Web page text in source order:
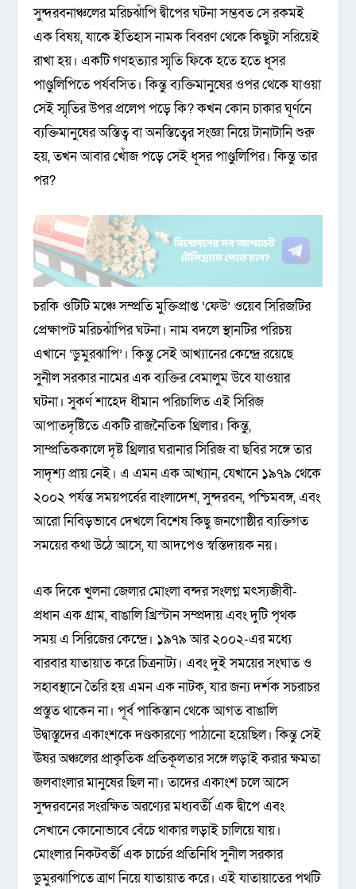
সুন্দরবনাঞ্চলের মরিচঝাঁপি দ্বীপের ঘটনা সম্ভবত সে রকমই
এক বিষয়, যাকে ইতিহাস নামক বিবরণ থেকে কিছুটা সরিয়েই
রাখা হয়। একটি গণহত্যার স্মৃতি ফিকে হতে হতে ধূসর
পাণ্ডুলিপিতে পর্যবসিত। কিন্তু ব্যক্তিমানুষের ওপর থেকে যাওয়া
সেই স্মৃতির উপর প্রলেপ পড়ে কি? কখন কোন চাকার ঘূর্ণনে
ব্যক্তিমানুষের অস্তিত্ব বা অনস্তিত্বের সংজ্ঞা নিয়ে টানাটানি শুরু
হয়, তখন আবার খোঁজ পড়ে সেই ধূসর পাণ্ডুলিপির। কিন্তু তার
পর?
চরকি ওটিটি মঞ্চে সম্প্রতি মুক্তিপ্রাপ্ত ‘ফেউ’ ওয়েব সিরিজটির
প্রেক্ষাপট মরিচঝাঁপির ঘটনা। নাম বদলে স্থানটির পরিচয়
এখানে ‘ডুমুরঝাপি’। কিন্তু সেই আখ্যানের কেন্দ্রে রয়েছে
সুনীল সরকার নামের এক ব্যক্তির বেমালুম উবে যাওয়ার
ঘটনা। সুকর্ণ শাহেদ ধীমান পরিচালিত এই সিরিজ
আপাতদৃষ্টিতে একটি রাজনৈতিক থ্রিলার। কিন্তু,
সাম্প্রতিককালে দৃষ্ট থ্রিলার ঘরানার সিরিজ বা ছবির সঙ্গে তার
সাদৃশ্য প্রায় নেই। এ এমন এক আখ্যান, যেখানে ১৯৭৯ থেকে
২০০২ পর্যন্ত সময়পর্বের বাংলাদেশ, সুন্দরবন, পশ্চিমবঙ্গ, এবং
আরো নিবিড়ভাবে দেখলে বিশেষ কিছু জনগোষ্ঠীর ব্যক্তিগত
সময়ের কথা উঠে আসে, যা আদপেও স্বস্তিদায়ক নয়।
এক দিকে খুলনা জেলার মোংলা বন্দর সংলগ্ন মৎস্যজীবী-
প্রধান এক গ্রাম, বাঙালি খ্রিস্টান সম্প্রদায় এবং দুটি পৃথক
সময় এ সিরিজের কেন্দ্রে। ১৯৭৯ আর ২০০২-এর মধ্যে
বারবার যাতায়াত করে চিত্রনাট্য। এবং দুই সময়ের সংঘাত ও
সহাবস্থানে তৈরি হয় এমন এক নাটক, যার জন্য দর্শক সচরাচর
প্রস্তুত থাকেন না। পূর্ব পাকিস্তান থেকে আগত বাঙালি
উদ্বাস্তুদের একাংশকে দণ্ডকারণ্যে পাঠানো হয়েছিল। কিন্তু সেই
ঊষর অঞ্চলের প্রাকৃতিক প্রতিকূলতার সঙ্গে লড়াই করার ক্ষমতা
জলবাংলার মানুষের ছিল না। তাদের একাংশ চলে আসে
সুন্দরবনের সংরক্ষিত অরণ্যের মধ্যবর্তী এক দ্বীপে এবং
সেখানে কোনোভাবে বেঁচে থাকার লড়াই চালিয়ে যায়।
মোংলার নিকটবর্তী এক চার্চের প্রতিনিধি সুনীল সরকার
ডুমুরঝাপিতে ত্রাণ নিয়ে যাতায়াত করে। এই যাতায়াতের পথটি